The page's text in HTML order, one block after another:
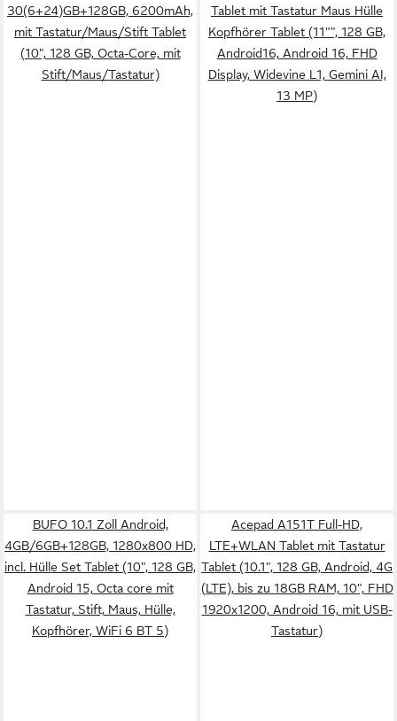
30(6+24)GB+128GB, 6200mAh,
mit Tastatur/Maus/Stift Tablet
(10", 128 GB, Octa-Core, mit
Stift/Maus/Tastatur)
Tablet mit Tastatur Maus Hülle
Kopfhörer Tablet (11"", 128 GB,
Android16, Android 16, FHD
Display, Widevine L1, Gemini AI,
13 MP)
BUFO 10.1 Zoll Android,
4GB/6GB+128GB, 1280x800 HD,
incl. Hülle Set Tablet (10", 128 GB,
Android 15, Octa core mit
Tastatur, Stift, Maus, Hülle,
Kopfhörer, WiFi 6 BT 5)
Acepad A151T Full-HD,
LTE+WLAN Tablet mit Tastatur
Tablet (10.1", 128 GB, Android, 4G
(LTE), bis zu 18GB RAM, 10", FHD
1920x1200, Android 16, mit USB-
Tastatur)